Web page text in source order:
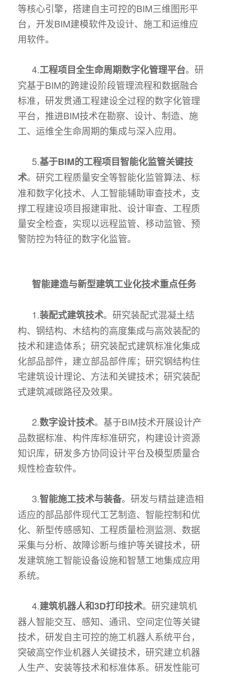
等核心引擎，搭建自主可控的BIM三维图形平
台，开发BIM建模软件及设计、施工和运维应
用软件。
4.工程项目全生命周期数字化管理平台。研
究基于BIM的跨建设阶段管理流程和数据融合
标准，研发贯通工程建设全过程的数字化管理
平台，推进BIM技术在勘察、设计、制造、施
工、运维全生命周期的集成与深入应用。
5.基于BIM的工程项目智能化监管关键技
术。研究工程质量安全等智能化监管算法、标
准和数字化技术、人工智能辅助审查技术，支
撑工程建设项目报建审批、设计审查、工程质
量安全检查，实现以远程监管、移动监管、预
警防控为特征的数字化监管。
智能建造与新型建筑工业化技术重点任务
1.装配式建筑技术。研究装配式混凝土结
构、钢结构、木结构的高度集成与高效装配的
技术和建造体系；研究装配式建筑标准化集成
化部品部件，建立部品部件库；研究钢结构住
宅建筑设计理论、方法和关键技术；研究装配
式建筑减碳路径及效果。
2.数字设计技术。基于BIM技术开展设计产
品数据标准、构件库标准研究，构建设计资源
知识库，研发多方协同设计平台及模型质量合
规性检查软件。
3.智能施工技术与装备。研发与精益建造相
适应的部品部件现代工艺制造、智能控制和优
化、新型传感感知、工程质量检测监测、数据
采集与分析、故障诊断与维护等关键技术，研
发建筑施工智能设备设施和智慧工地集成应用
系统。
4.建筑机器人和3D打印技术。研究建筑机
器人智能交互、感知、通讯、空间定位等关键
技术，研发自主可控的施工机器人系统平台，
突破高空作业机器人关键技术，研究建立机器
人生产、安装等技术和标准体系。研发性能可